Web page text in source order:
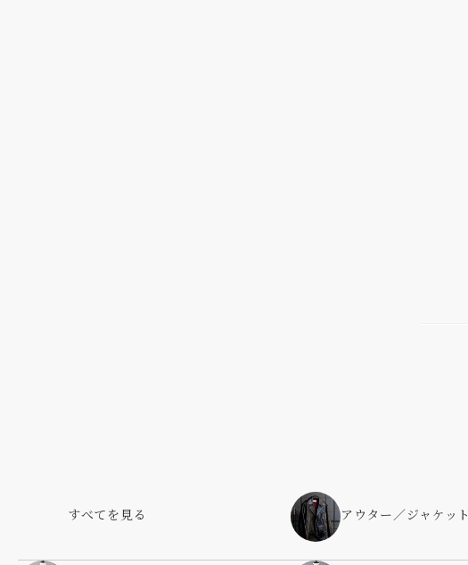
すべてを見る アウター／ジャケット